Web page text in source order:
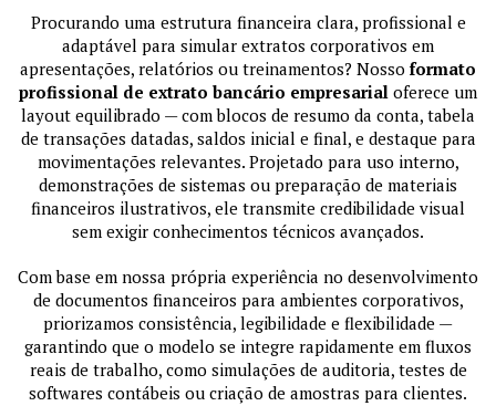
Procurando uma estrutura financeira clara, profissional e
adaptável para simular extratos corporativos em
apresentações, relatórios ou treinamentos? Nosso formato
profissional de extrato bancário empresarial oferece um
layout equilibrado — com blocos de resumo da conta, tabela
de transações datadas, saldos inicial e final, e destaque para
movimentações relevantes. Projetado para uso interno,
demonstrações de sistemas ou preparação de materiais
financeiros ilustrativos, ele transmite credibilidade visual
sem exigir conhecimentos técnicos avançados.
Com base em nossa própria experiência no desenvolvimento
de documentos financeiros para ambientes corporativos,
priorizamos consistência, legibilidade e flexibilidade —
garantindo que o modelo se integre rapidamente em fluxos
reais de trabalho, como simulações de auditoria, testes de
softwares contábeis ou criação de amostras para clientes.